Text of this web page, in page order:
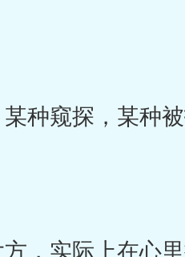
种窥探，某种
，实际上在心